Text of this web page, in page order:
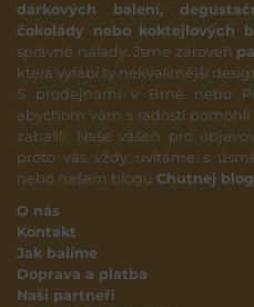
dárkových balení,
čokolády nebo koktejlových
správné nálady. Jsme zároveň
která vyrábí ty nekvalitnější
S prodejnami v Brně nebo
abychom vám s radostí
zabalili. Naše vášeň pro
proto vás vždy uvítáme s
nebo našem blogu Chutnej blog
O nás
Kontakt
Jak balíme
Doprava a platba
Naši partneři